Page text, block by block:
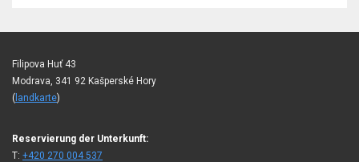
Filipova Huť 43
Modrava, 341 92 Kašperské Hory
( landkarte)
Reservierung der Unterkunft:
T: +420 270 004 537